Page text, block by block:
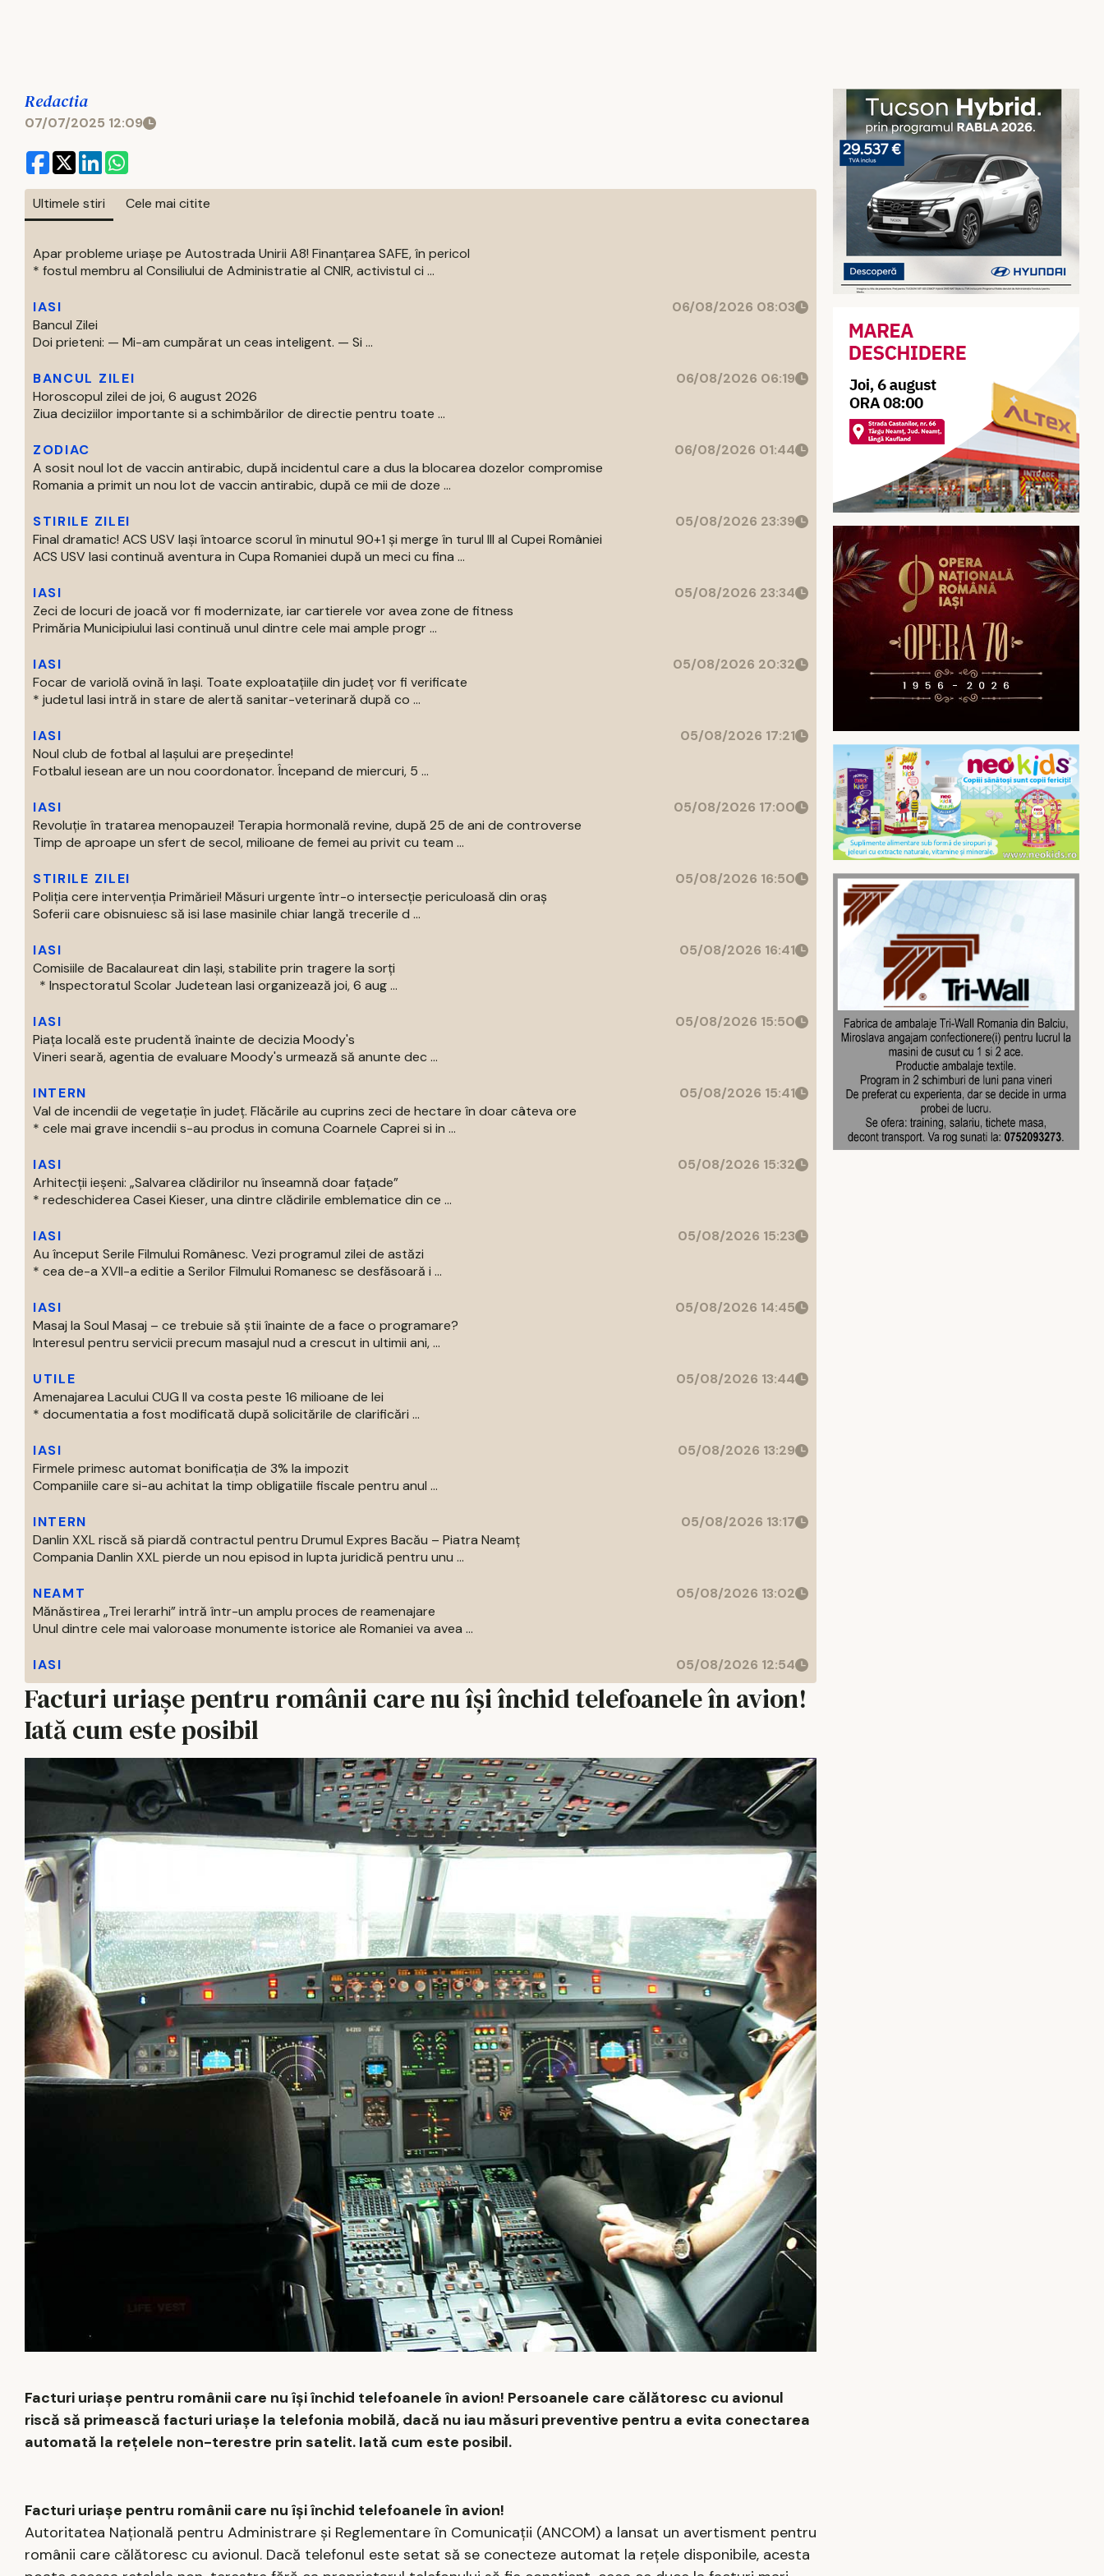
Redactia
07/07/2025 12:09
Ultimele stiri Cele mai citite
Apar probleme uriașe pe Autostrada Unirii A8! Finanțarea SAFE, în pericol
* fostul membru al Consiliului de Administratie al CNIR, activistul ci ...
IASI
06/08/2026 08:03
Bancul Zilei
Doi prieteni: — Mi-am cumpărat un ceas inteligent. — Si ...
BANCUL ZILEI
06/08/2026 06:19
Horoscopul zilei de joi, 6 august 2026
Ziua deciziilor importante si a schimbărilor de directie pentru toate ...
ZODIAC
06/08/2026 01:44
A sosit noul lot de vaccin antirabic, după incidentul care a dus la blocarea dozelor compromise
Romania a primit un nou lot de vaccin antirabic, după ce mii de doze ...
STIRILE ZILEI
05/08/2026 23:39
Final dramatic! ACS USV Iași întoarce scorul în minutul 90+1 și merge în turul III al Cupei României
ACS USV Iasi continuă aventura in Cupa Romaniei după un meci cu fina ...
IASI
05/08/2026 23:34
Zeci de locuri de joacă vor fi modernizate, iar cartierele vor avea zone de fitness
Primăria Municipiului Iasi continuă unul dintre cele mai ample progr ...
IASI
05/08/2026 20:32
Focar de variolă ovină în Iași. Toate exploatațiile din județ vor fi verificate
* judetul Iasi intră in stare de alertă sanitar-veterinară după co ...
IASI
05/08/2026 17:21
Noul club de fotbal al Iașului are președinte!
Fotbalul iesean are un nou coordonator. Începand de miercuri, 5 ...
IASI
05/08/2026 17:00
Revoluție în tratarea menopauzei! Terapia hormonală revine, după 25 de ani de controverse
Timp de aproape un sfert de secol, milioane de femei au privit cu team ...
STIRILE ZILEI
05/08/2026 16:50
Poliția cere intervenția Primăriei! Măsuri urgente într-o intersecție periculoasă din oraș
Soferii care obisnuiesc să isi lase masinile chiar langă trecerile d ...
IASI
05/08/2026 16:41
Comisiile de Bacalaureat din Iași, stabilite prin tragere la sorți
* Inspectoratul Scolar Judetean Iasi organizează joi, 6 aug ...
IASI
05/08/2026 15:50
Piața locală este prudentă înainte de decizia Moody's
Vineri seară, agentia de evaluare Moody's urmează să anunte dec ...
INTERN
05/08/2026 15:41
Val de incendii de vegetație în județ. Flăcările au cuprins zeci de hectare în doar câteva ore
* cele mai grave incendii s-au produs in comuna Coarnele Caprei si in ...
IASI
05/08/2026 15:32
Arhitecții ieșeni: „Salvarea clădirilor nu înseamnă doar fațade”
* redeschiderea Casei Kieser, una dintre clădirile emblematice din ce ...
IASI
05/08/2026 15:23
Au început Serile Filmului Românesc. Vezi programul zilei de astăzi
* cea de-a XVII-a editie a Serilor Filmului Romanesc se desfăsoară i ...
IASI
05/08/2026 14:45
Masaj la Soul Masaj – ce trebuie să știi înainte de a face o programare?
Interesul pentru servicii precum masajul nud a crescut in ultimii ani, ...
UTILE
05/08/2026 13:44
Amenajarea Lacului CUG II va costa peste 16 milioane de lei
* documentatia a fost modificată după solicitările de clarificări ...
IASI
05/08/2026 13:29
Firmele primesc automat bonificația de 3% la impozit
Companiile care si-au achitat la timp obligatiile fiscale pentru anul ...
INTERN
05/08/2026 13:17
Danlin XXL riscă să piardă contractul pentru Drumul Expres Bacău – Piatra Neamț
Compania Danlin XXL pierde un nou episod in lupta juridică pentru unu ...
NEAMT
05/08/2026 13:02
Mănăstirea „Trei Ierarhi” intră într-un amplu proces de reamenajare
Unul dintre cele mai valoroase monumente istorice ale Romaniei va avea ...
IASI 05/08/2026 12:54
Facturi uriașe pentru românii care nu își închid telefoanele în avion!
Iată cum este posibil
Facturi uriașe pentru românii care nu își închid telefoanele în avion! Persoanele care călătoresc cu avionul
riscă să primească facturi uriașe la telefonia mobilă, dacă nu iau măsuri preventive pentru a evita conectarea
automată la rețelele non-terestre prin satelit. Iată cum este posibil.
Facturi uriașe pentru românii care nu își închid telefoanele în avion!
Autoritatea Națională pentru Administrare și Reglementare în Comunicații (ANCOM) a lansat un avertisment pentru
românii care călătoresc cu avionul. Dacă telefonul este setat să se conecteze automat la rețele disponibile, acesta